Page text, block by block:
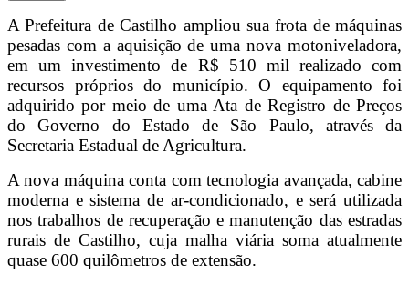
A Prefeitura de Castilho ampliou sua frota de máquinas
pesadas com a aquisição de uma nova motoniveladora,
em um investimento de R$ 510 mil realizado com
recursos próprios do município. O equipamento foi
adquirido por meio de uma Ata de Registro de Preços
do Governo do Estado de São Paulo, através da
Secretaria Estadual de Agricultura.
A nova máquina conta com tecnologia avançada, cabine
moderna e sistema de ar-condicionado, e será utilizada
nos trabalhos de recuperação e manutenção das estradas
rurais de Castilho, cuja malha viária soma atualmente
quase 600 quilômetros de extensão.